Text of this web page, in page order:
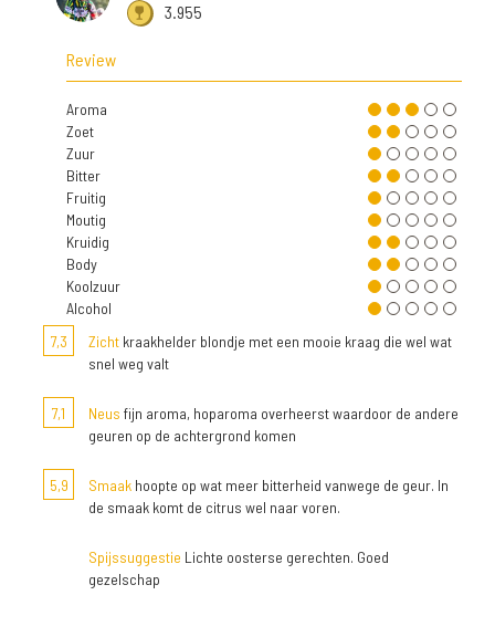
3.955
Review
Aroma
Zoet
Zuur
Bitter
Fruitig
Moutig
Kruidig
Body
Koolzuur
Alcohol
7,3
Zicht kraakhelder blondje met een mooie kraag die wel wat
snel weg valt
7,1 Neus fijn aroma, hoparoma overheerst waardoor de andere
geuren op de achtergrond komen
5,9 Smaak hoopte op wat meer bitterheid vanwege de geur. In
de smaak komt de citrus wel naar voren.
Spijssuggestie Lichte oosterse gerechten. Goed
gezelschap